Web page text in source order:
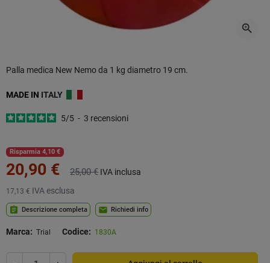
zoom_in
Palla medica New Nemo da 1 kg diametro 19 cm.
MADE IN ITALY
5/5 - 3 recensioni
Risparmia 4,10 €
20,90 € 25,00 € IVA inclusa
17,13 € IVA esclusa
assignment Descrizione completa mail Richiedi info
Marca: Trial Codice: 1830A